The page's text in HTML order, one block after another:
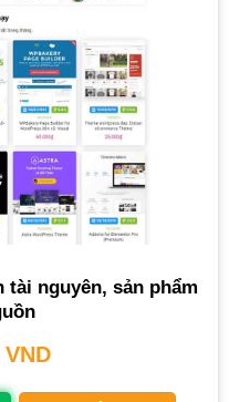
tài nguyên, sản phẩm
VND